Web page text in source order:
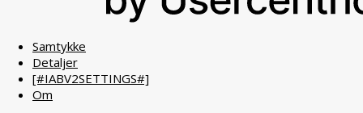
Samtykke
Detaljer
[#IABV2SETTINGS#]
Om